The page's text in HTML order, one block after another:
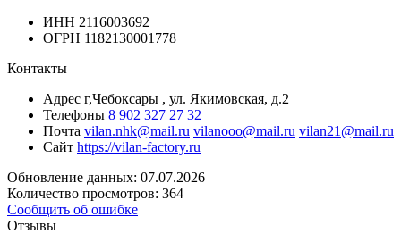
ИНН 2116003692
ОГРН 1182130001778
Контакты
Адрес г,Чебоксары , ул. Якимовская, д.2
Телефоны 8 902 327 27 32
Почта vilan.nhk@mail.ru vilanooo@mail.ru vilan21@mail.ru
Сайт https://vilan-factory.ru
Обновление данных: 07.07.2026
Количество просмотров: 364
Сообщить об ошибке
Отзывы